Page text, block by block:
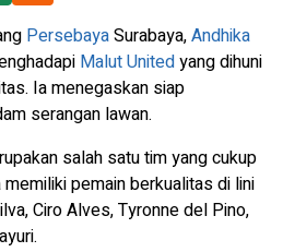
PersebayaSurabaya,Andhika
Malut Unitedyang dihuni
Ia menegaskan siap
serangan lawan.
salah satu tim yang cukup
pemain berkualitas di lini
Ciro Alves, Tyronne del Pino,